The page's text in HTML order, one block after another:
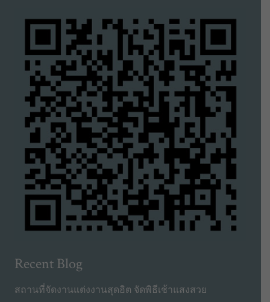
Recent Blog
สถานที่จัดงานแต่งงานสุดฮิต จัดพิธีเช้าแสงสวย